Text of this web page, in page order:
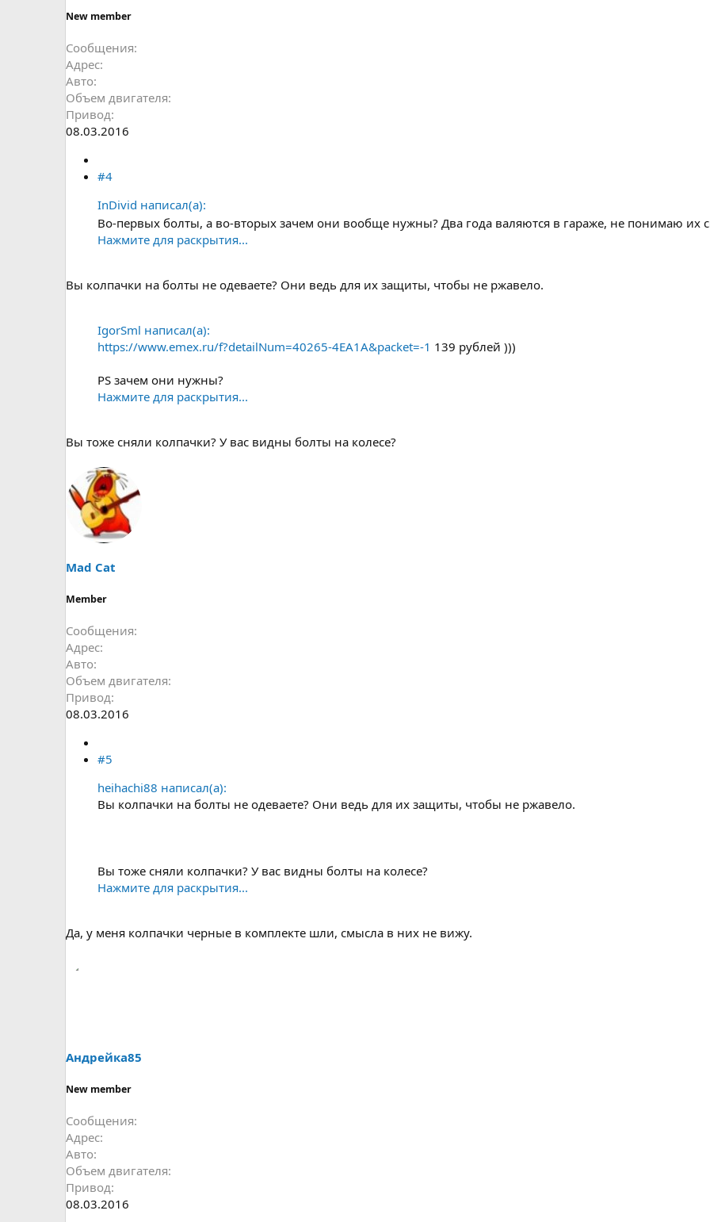
New member
Сообщения
Адрес
Авто
Объем двигателя
Привод
08.03.2016
#4
InDivid написал(а):
Во-первых болты, а во-вторых зачем они вообще нужны? Два года валяются в гараже, не понимаю их
Нажмите для раскрытия...
Вы колпачки на болты не одеваете? Они ведь для их защиты, чтобы не ржавело.
IgorSml написал(а):
https://www.emex.ru/f?detailNum=40265-4EA1A&packet=-1 139 рублей )))
PS зачем они нужны?
Нажмите для раскрытия...
Вы тоже сняли колпачки? У вас видны болты на колесе?
Mad Cat
Member
Сообщения
Адрес
Авто
Объем двигателя
Привод
08.03.2016
#5
heihachi88 написал(а):
Вы колпачки на болты не одеваете? Они ведь для их защиты, чтобы не ржавело.
Вы тоже сняли колпачки? У вас видны болты на колесе?
Нажмите для раскрытия...
Да, у меня колпачки черные в комплекте шли, смысла в них не вижу.
Андрейка85
New member
Сообщения
Адрес
Авто
Объем двигателя
Привод
08.03.2016